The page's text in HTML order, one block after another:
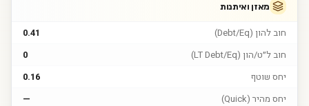
מאזן ואיתנות
חוב להון (Debt/Eq)
0.41
חוב ל״ט/הון (LT Debt/Eq)
0
יחס שוטף
0.16
יחס מהיר (Quick)
—